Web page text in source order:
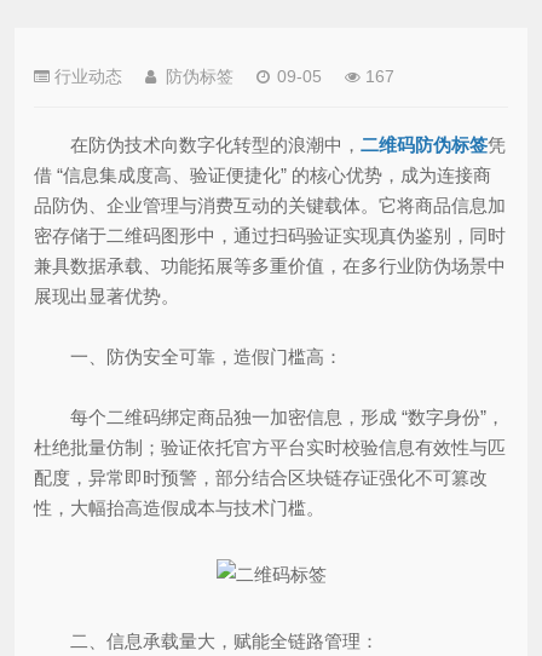
行业动态 防伪标签 09-05 167
在防伪技术向数字化转型的浪潮中， 二维码防伪标签凭
借 “信息集成度高、验证便捷化” 的核心优势，成为连接商
品防伪、企业管理与消费互动的关键载体。它将商品信息加
密存储于二维码图形中，通过扫码验证实现真伪鉴别，同时
兼具数据承载、功能拓展等多重价值，在多行业防伪场景中
展现出显著优势。
一、防伪安全可靠，造假门槛高：
每个二维码绑定商品独一加密信息，形成 “数字身份”，
杜绝批量仿制；验证依托官方平台实时校验信息有效性与匹
配度，异常即时预警，部分结合区块链存证强化不可篡改
性，大幅抬高造假成本与技术门槛。
二、信息承载量大，赋能全链路管理：